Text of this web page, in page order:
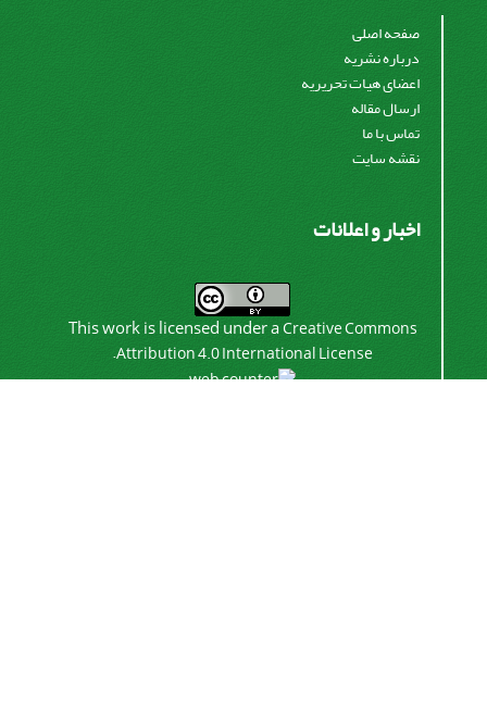
صفحه اصلی
درباره نشریه
اعضای هیات تحریریه
ارسال مقاله
تماس با ما
نقشه سایت
اخبار و اعلانات
This work is licensed under aCreative Commons
Attribution 4.0 International License
.